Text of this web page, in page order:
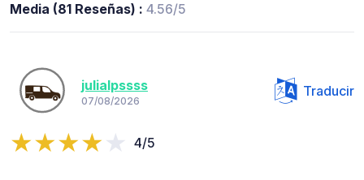
Media (81 Reseñas) : 4.56/5
julialpssss
07/08/2026
Traducir
4/5